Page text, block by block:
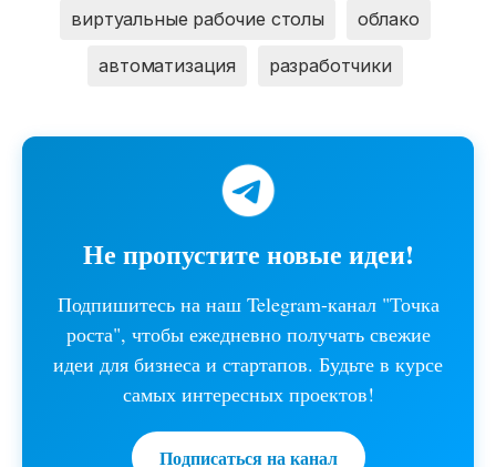
виртуальные рабочие столы облако
автоматизация разработчики
Не пропустите новые идеи!
Подпишитесь на наш Telegram-канал "Точка
роста", чтобы ежедневно получать свежие
идеи для бизнеса и стартапов. Будьте в курсе
самых интересных проектов!
Подписаться на канал